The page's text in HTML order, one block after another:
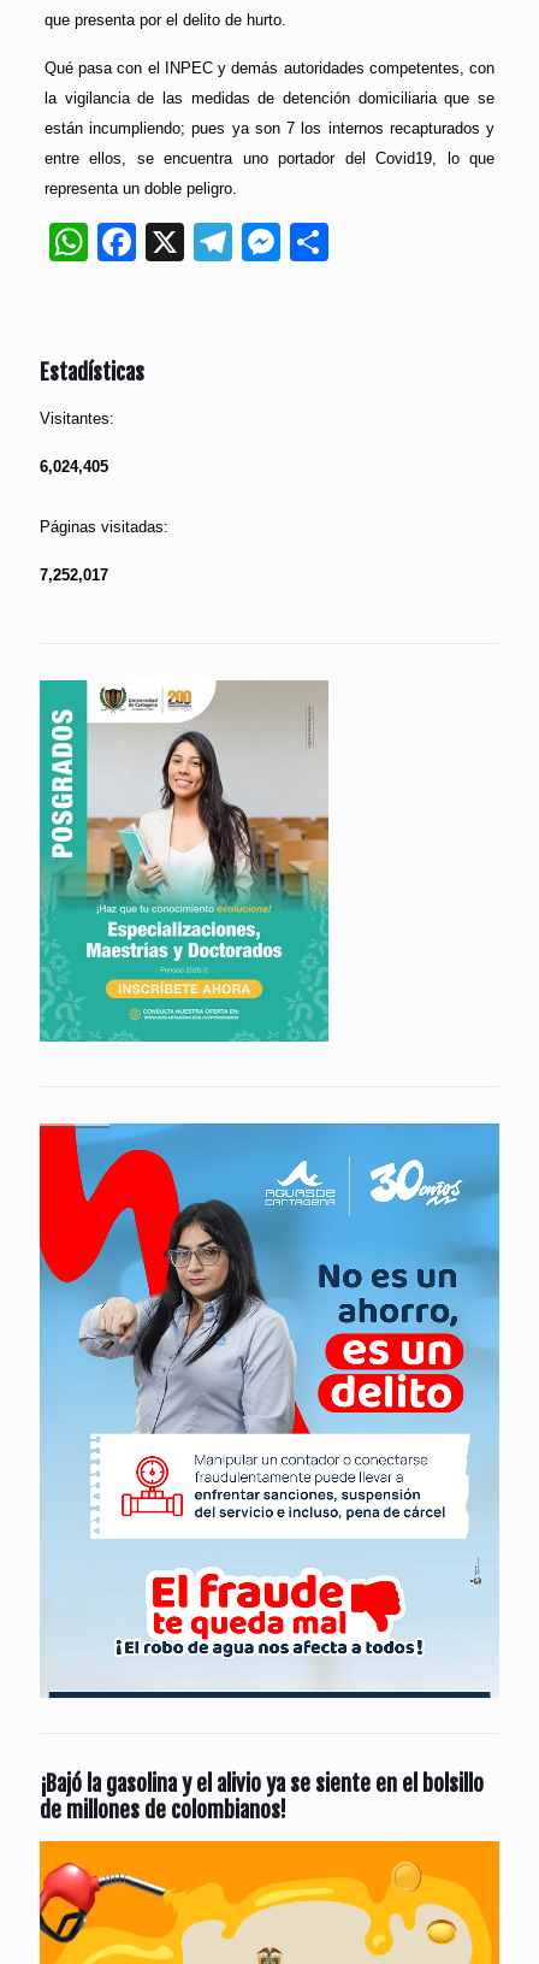
que presenta por el delito de hurto.
Qué pasa con el INPEC y demás autoridades competentes, con
la vigilancia de las medidas de detención domiciliaria que se
están incumpliendo; pues ya son 7 los internos recapturados y
entre ellos, se encuentra uno portador del Covid19, lo que
representa un doble peligro.
WhatsApp
Facebook
X Telegram
Messenger
Estadísticas
Visitantes:
6,024,405
Páginas visitadas:
7,252,017
¡Bajó la gasolina y el alivio ya se siente en el bolsillo
de millones de colombianos!
de
vídeo